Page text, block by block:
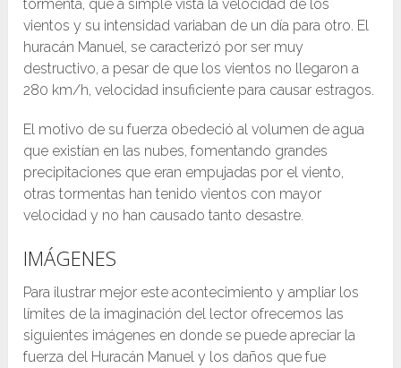
tormenta, que a simple vista la velocidad de los
vientos y su intensidad variaban de un día para otro. El
huracán Manuel, se caracterizó por ser muy
destructivo, a pesar de que los vientos no llegaron a
280 km/h, velocidad insuficiente para causar estragos.
El motivo de su fuerza obedeció al volumen de agua
que existían en las nubes, fomentando grandes
precipitaciones que eran empujadas por el viento,
otras tormentas han tenido vientos con mayor
velocidad y no han causado tanto desastre.
IMÁGENES
Para ilustrar mejor este acontecimiento y ampliar los
límites de la imaginación del lector ofrecemos las
siguientes imágenes en donde se puede apreciar la
fuerza del Huracán Manuel y los daños que fue